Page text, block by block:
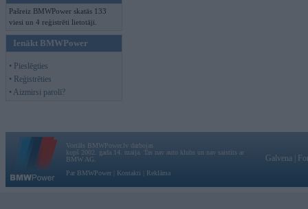
Pašreiz BMWPower skatās 133
viesi un 4 reģistrēti lietotāji.
Ienākt BMWPower
• Pieslēgties
• Reģistrēties
• Aizmirsi paroli?
Vortāls BMWPower.lv darbojas
kopš 2002. gada 14. maija. Tas nav auto klubs un nav saistīts ar
BMW AG.
Par BMWPower
Kontakti Reklāma
Galvena